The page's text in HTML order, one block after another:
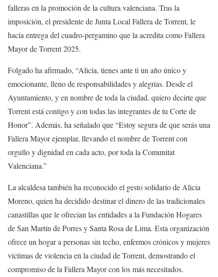
falleras en la promoción de la cultura valenciana. Tras la
imposición, el presidente de Junta Local Fallera de Torrent, le
hacía entrega del cuadro-pergamino que la acredita como Fallera
Mayor de Torrent 2025.
Folgado ha afirmado, “Alicia, tienes ante ti un año único y
emocionante, lleno de responsabilidades y alegrías. Desde el
Ayuntamiento, y en nombre de toda la ciudad, quiero decirte que
Torrent está contigo y con todas las integrantes de tu Corte de
Honor”. Además, ha señalado que “Estoy segura de que serás una
Fallera Mayor ejemplar, llevando el nombre de Torrent con
orgullo y dignidad en cada acto, por toda la Comunitat
Valenciana.”
La alcaldesa también ha reconocido el gesto solidario de Alicia
Moreno, quien ha decidido destinar el dinero de las tradicionales
canastillas que le ofrecían las entidades a la Fundación Hogares
de San Martín de Porres y Santa Rosa de Lima. Esta organización
ofrece un hogar a personas sin techo, enfermos crónicos y mujeres
víctimas de violencia en la ciudad de Torrent, demostrando el
compromiso de la Fallera Mayor con los más necesitados.